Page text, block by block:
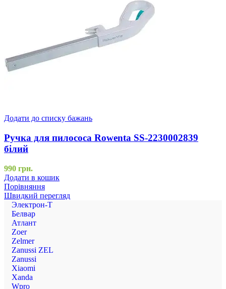
Додати до списку бажань
Ручка для пилососа Rowenta SS-2230002839
білий
990 грн.
Додати в кошик
Порівняння
Швидкий перегляд
Электрон-Т
Белвар
Атлант
Zoer
Zelmer
Zanussi ZEL
Zanussi
Xiaomi
Xanda
Wpro